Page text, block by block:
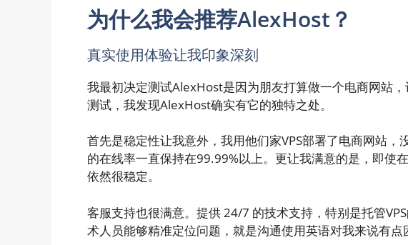
为什么我会推荐AlexHost？
真实使用体验让我印象深刻
我最初决定测试AlexHost是因为朋友打算做一个电商网站
测试，我发现AlexHost确实有它的独特之处。
首先是稳定性让我意外，我用他们家VPS部署了电商网站
的在线率一直保持在99.99%以上。更让我满意的是，即使
依然很稳定。
客服支持也很满意。提供 24/7 的技术支持，特别是托管
术人员能够精准定位问题，就是沟通使用英语对我来说有点